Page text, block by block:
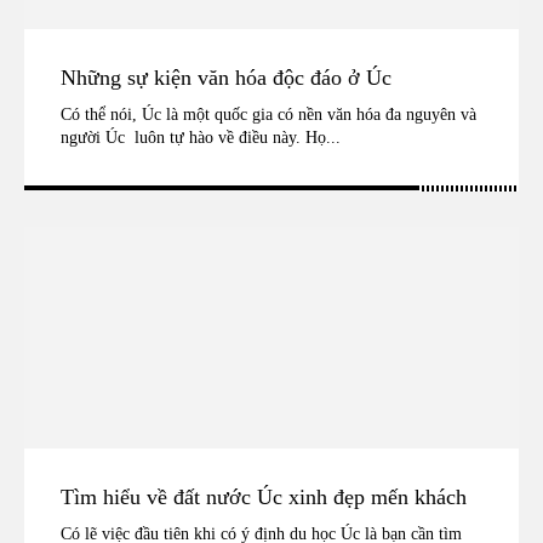
Những sự kiện văn hóa độc đáo ở Úc
Có thể nói, Úc là một quốc gia có nền văn hóa đa nguyên và
người Úc luôn tự hào về điều này. Họ...
Tìm hiểu về đất nước Úc xinh đẹp mến khách
Có lẽ việc đầu tiên khi có ý định du học Úc là bạn cần tìm